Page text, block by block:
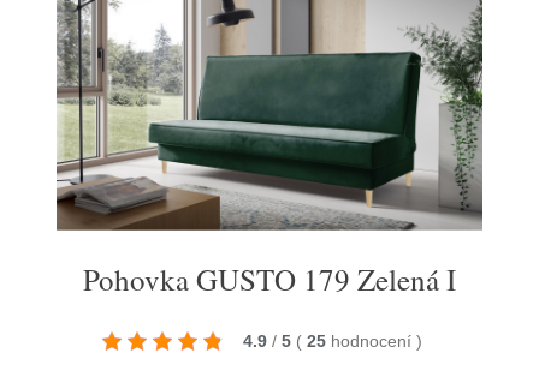
Pohovka GUSTO 179 Zelená I
4.9 / 5 ( 25 hodnocení )